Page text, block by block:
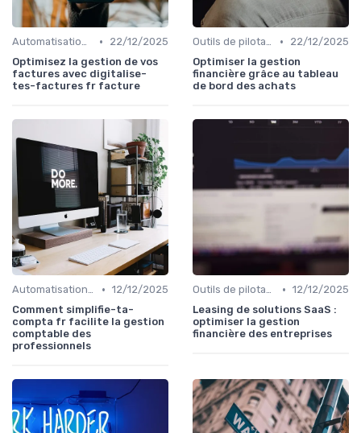
Automatisation des processus financiers •
22/12/2025
Optimisez la gestion de vos
factures avec digitalise-
tes-factures fr facture
Outils de pilotage financier & EPM •
22/12/2025
Optimiser la gestion
financière grâce au tableau
de bord des achats
Automatisation des processus financiers • 12/12/2025
Comment simplifie-ta-
compta fr facilite la gestion
comptable des
professionnels
Outils de pilotage financier & EPM • 12/12/2025
Leasing de solutions SaaS :
optimiser la gestion
financière des entreprises